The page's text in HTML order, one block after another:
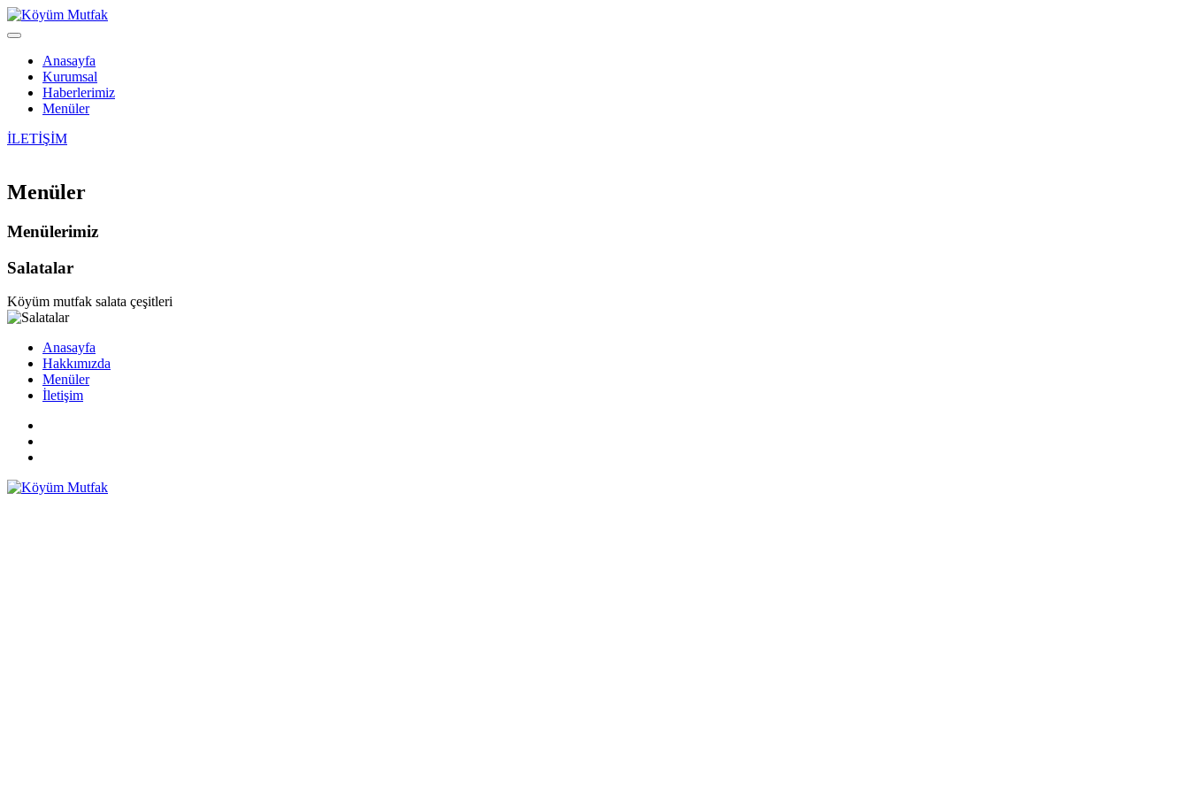
Anasayfa
Kurumsal
Haberlerimiz
Menüler
İLETİŞİM
Menüler
Menülerimiz
Salatalar
Köyüm mutfak salata çeşitleri
Anasayfa
Hakkımızda
Menüler
İletişim